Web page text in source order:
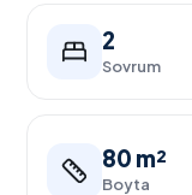
2
Sovrum
80 m²
Boyta